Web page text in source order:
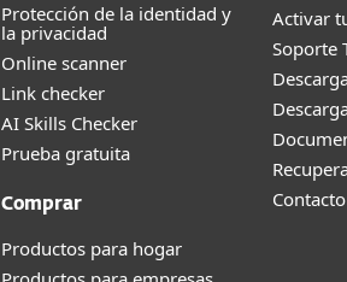
Protección de la identidad y
la privacidad
Online scanner
Link checker
AI Skills Checker
Prueba gratuita
Comprar
Productos para hogar
Activar
Soporte
Contacto